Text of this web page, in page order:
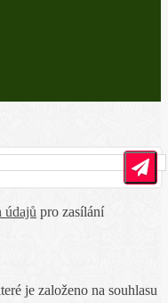
údajů pro zasílání
je založeno na souhlasu